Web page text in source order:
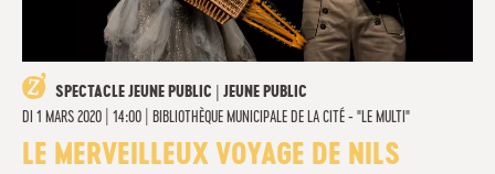
SPECTACLE JEUNE PUBLIC | JEUNE PUBLIC
DI 1 MARS 2020 | 14:00 BIBLIOTHÈQUE MUNICIPALE DE LA CITÉ - "LE MULTI"
LE MERVEILLEUX VOYAGE DE NILS